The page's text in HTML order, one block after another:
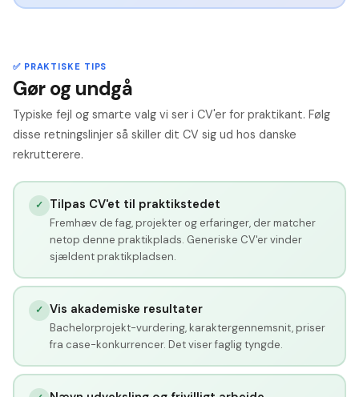
✅ PRAKTISKE TIPS
Gør og undgå
Typiske fejl og smarte valg vi ser i CV'er for praktikant. Følg
disse retningslinjer så skiller dit CV sig ud hos danske
rekrutterere.
✓ Tilpas CV'et til praktikstedet
Fremhæv de fag, projekter og erfaringer, der matcher
netop denne praktikplads. Generiske CV'er vinder
sjældent praktikpladsen.
✓ Vis akademiske resultater
Bachelorprojekt-vurdering, karaktergennemsnit, priser
fra case-konkurrencer. Det viser faglig tyngde.